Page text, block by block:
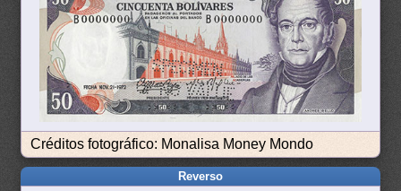
Créditos fotográfico: Monalisa Money Mondo
Reverso